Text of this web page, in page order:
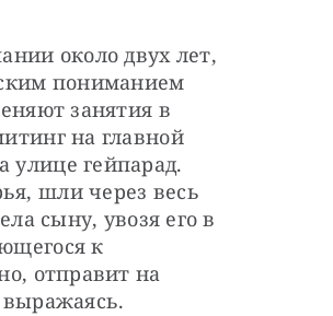
около двух лет,
пониманием
занятия в
на главной
улице гейпарад.
шли через весь
сыну, увозя его в
к
отправит на
выражаясь.